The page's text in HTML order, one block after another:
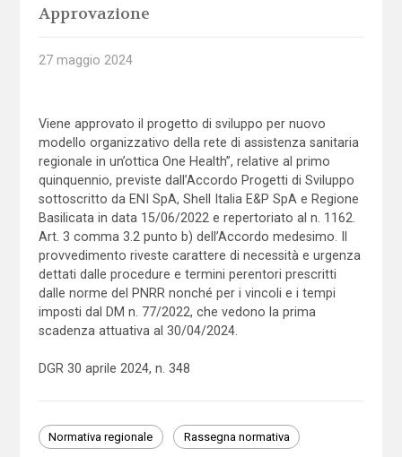
Approvazione
27 maggio 2024
Viene approvato il progetto di sviluppo per nuovo
modello organizzativo della rete di assistenza sanitaria
regionale in un’ottica One Health”, relative al primo
quinquennio, previste dall’Accordo Progetti di Sviluppo
sottoscritto da ENI SpA, Shell Italia E&P SpA e Regione
Basilicata in data 15/06/2022 e repertoriato al n. 1162.
Art. 3 comma 3.2 punto b) dell’Accordo medesimo. Il
provvedimento riveste carattere di necessità e urgenza
dettati dalle procedure e termini perentori prescritti
dalle norme del PNRR nonché per i vincoli e i tempi
imposti dal DM n. 77/2022, che vedono la prima
scadenza attuativa al 30/04/2024.
DGR 30 aprile 2024, n. 348
Normativa regionale Rassegna normativa